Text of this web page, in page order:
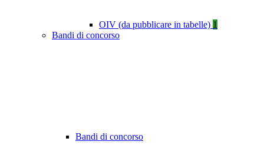
OIV (da pubblicare in tabelle) 1
Bandi di concorso
Bandi di concorso